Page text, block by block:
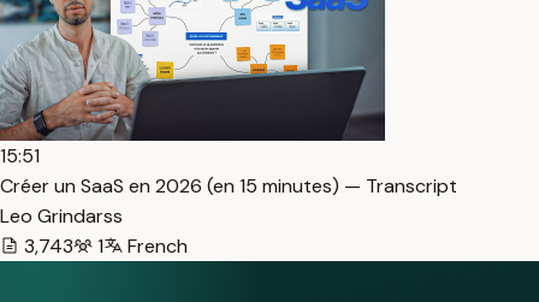
15:51
Créer un SaaS en 2026 (en 15 minutes) — Transcript
Leo Grindarss
3,743
1 French